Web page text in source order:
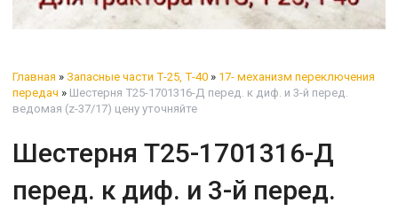
Главная » Запасные части Т-25, Т-40 » 17- механизм переключения
передач » Шестерня Т25-1701316-Д перед. к диф. и 3-й перед.
ведомая (z-37/17) цену уточняйте
Шестерня Т25-1701316-Д
перед. к диф. и 3-й перед.